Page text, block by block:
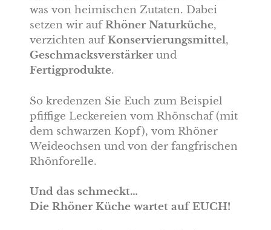
was von heimischen Zutaten. Dabei
setzen wir aufRhöner Naturküche,
verzichten aufKonservierungsmittel,
Geschmacksverstärkerund
Fertigprodukte.
So kredenzen Sie Euch zum Beispiel
pfiffige Leckereien vom Rhönschaf (mit
dem schwarzen Kopf), vom Rhöner
Weideochsen und von der fangfrischen
Rhönforelle.
Und das schmeckt…
Die Rhöner Küche wartet auf EUCH!